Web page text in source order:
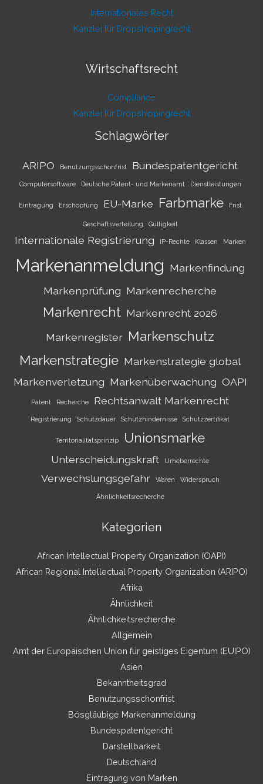
Internationales Recht
Kanzlei für Dropshippingrecht
Wirtschaftsrecht
Compliance
Kanzlei für Dropshippingrecht
Schlagwörter
ARIPO Benutzungsschonfrist Bundespatentgericht
Computersoftware Deutsche Patent- und Markenamt Dienstleistungen
Eintragung Erschöpfung EU-Marke Farbmarke Frist
Geschäftsverteilung Gültigkeit
Internationale Registrierung IP-Rechte Klassen Marken
Markenanmeldung Markenfindung
Markenprüfung Markenrecherche
Markenrecht Markenrecht 2026
Markenregister Markenschutz
Markenstrategie Markenstrategie global
Markenverletzung Markenüberwachung OAPI
Patent Recherche Rechtsanwalt Markenrecht
Registrierung Schutzdauer Schutzhindernisse Schutzzertifikat
Territorialitätsprinzip Unionsmarke
Unterscheidungskraft Urheberrechte
Verwechslungsgefahr Waren Widerspruch
Ähnlichkeitsrecherche
Kategorien
African Intellectual Property Organization (OAPI)
African Regional Intellectual Property Organization (ARIPO)
Afrika
Ähnlichkeit
Ähnlichkeitsrecherche
Allgemein
Amt der Europäischen Union für geistiges Eigentum (EUIPO)
Asien
Bekanntheitsgrad
Benutzungsschonfrist
Bösgläubige Markenanmeldung
Bundespatentgericht
Darstellbarkeit
Deutschland
Eintragung von Marken